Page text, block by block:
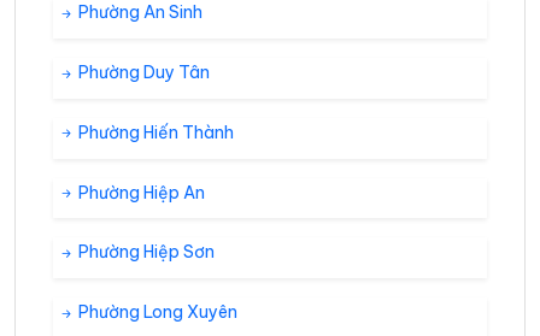
Phường An Sinh
Phường Duy Tân
Phường Hiến Thành
Phường Hiệp An
Phường Hiệp Sơn
Phường Long Xuyên